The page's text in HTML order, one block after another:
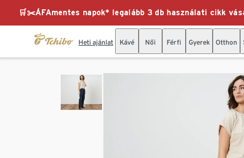
🛒✂️ÁFAmentes napok* legalább 3 db használati cikk
Heti ajánlat Kávé Női Férfi Gyerek Otthon